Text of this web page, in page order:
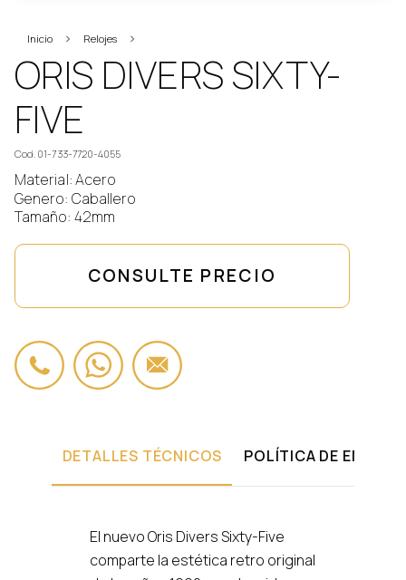
Inicio Relojes
ORIS DIVERS SIXTY-
FIVE
Cod. 01-733-7720-4055
Material: Acero
Genero: Caballero
Tamaño: 42mm
CONSULTE PRECIO
DETALLES TÉCNICOS POLÍTICA DE ENVÍOS
El nuevo Oris Divers Sixty-Five
comparte la estética retro original